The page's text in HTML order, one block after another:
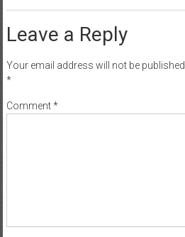
Leave a Reply
Your email address will not be published.
*
Comment*